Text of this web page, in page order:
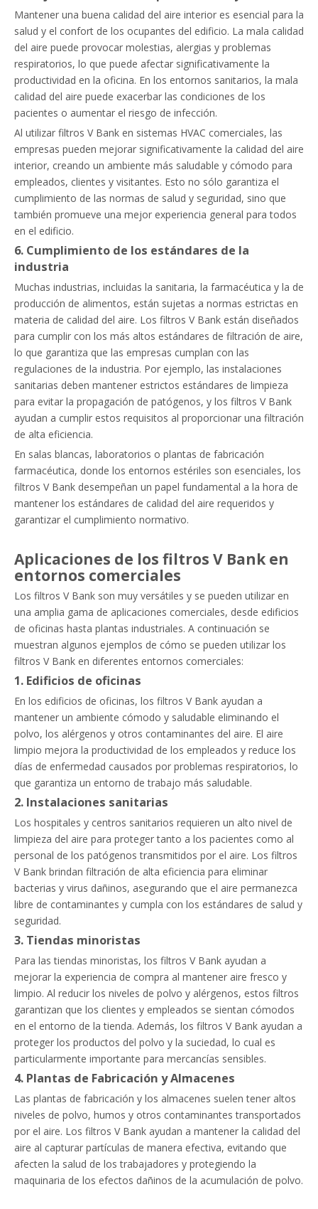
Mantener una buena calidad del aire interior es esencial para la
salud y el confort de los ocupantes del edificio. La mala calidad
del aire puede provocar molestias, alergias y problemas
respiratorios, lo que puede afectar significativamente la
productividad en la oficina. En los entornos sanitarios, la mala
calidad del aire puede exacerbar las condiciones de los
pacientes o aumentar el riesgo de infección.
Al utilizar filtros V Bank en sistemas HVAC comerciales, las
empresas pueden mejorar significativamente la calidad del aire
interior, creando un ambiente más saludable y cómodo para
empleados, clientes y visitantes. Esto no sólo garantiza el
cumplimiento de las normas de salud y seguridad, sino que
también promueve una mejor experiencia general para todos
en el edificio.
6. Cumplimiento de los estándares de la
industria
Muchas industrias, incluidas la sanitaria, la farmacéutica y la de
producción de alimentos, están sujetas a normas estrictas en
materia de calidad del aire. Los filtros V Bank están diseñados
para cumplir con los más altos estándares de filtración de aire,
lo que garantiza que las empresas cumplan con las
regulaciones de la industria. Por ejemplo, las instalaciones
sanitarias deben mantener estrictos estándares de limpieza
para evitar la propagación de patógenos, y los filtros V Bank
ayudan a cumplir estos requisitos al proporcionar una filtración
de alta eficiencia.
En salas blancas, laboratorios o plantas de fabricación
farmacéutica, donde los entornos estériles son esenciales, los
filtros V Bank desempeñan un papel fundamental a la hora de
mantener los estándares de calidad del aire requeridos y
garantizar el cumplimiento normativo.
Aplicaciones de los filtros V Bank en
entornos comerciales
Los filtros V Bank son muy versátiles y se pueden utilizar en
una amplia gama de aplicaciones comerciales, desde edificios
de oficinas hasta plantas industriales. A continuación se
muestran algunos ejemplos de cómo se pueden utilizar los
filtros V Bank en diferentes entornos comerciales:
1. Edificios de oficinas
En los edificios de oficinas, los filtros V Bank ayudan a
mantener un ambiente cómodo y saludable eliminando el
polvo, los alérgenos y otros contaminantes del aire. El aire
limpio mejora la productividad de los empleados y reduce los
días de enfermedad causados ​​por problemas respiratorios, lo
que garantiza un entorno de trabajo más saludable.
2. Instalaciones sanitarias
Los hospitales y centros sanitarios requieren un alto nivel de
limpieza del aire para proteger tanto a los pacientes como al
personal de los patógenos transmitidos por el aire. Los filtros
V Bank brindan filtración de alta eficiencia para eliminar
bacterias y virus dañinos, asegurando que el aire permanezca
libre de contaminantes y cumpla con los estándares de salud y
seguridad.
3. Tiendas minoristas
Para las tiendas minoristas, los filtros V Bank ayudan a
mejorar la experiencia de compra al mantener aire fresco y
limpio. Al reducir los niveles de polvo y alérgenos, estos filtros
garantizan que los clientes y empleados se sientan cómodos
en el entorno de la tienda. Además, los filtros V Bank ayudan a
proteger los productos del polvo y la suciedad, lo cual es
particularmente importante para mercancías sensibles.
4. Plantas de Fabricación y Almacenes
Las plantas de fabricación y los almacenes suelen tener altos
niveles de polvo, humos y otros contaminantes transportados
por el aire. Los filtros V Bank ayudan a mantener la calidad del
aire al capturar partículas de manera efectiva, evitando que
afecten la salud de los trabajadores y protegiendo la
maquinaria de los efectos dañinos de la acumulación de polvo.